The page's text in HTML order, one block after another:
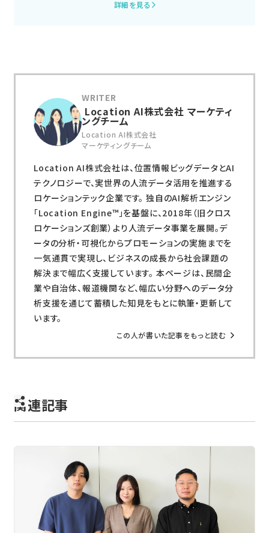
詳細を見る
Location AI株式会社 マーケティ
ングチーム
Location AI株式会社
マーケティングチーム
Location AI株式会社は、位置情報ビッグデータとAI
テクノロジーで、実世界の人流データ活用を推進する
ロケーションテック企業です。 独自のAI解析エンジン
「Location Engine™」を基盤に、2018年（旧クロス
ロケーションズ創業）より人流データ事業を展開。デ
ータの分析・可視化からプロモーションの実施までを
一気通貫で実現し、ビジネスの成長から社会課題の
解決まで幅広く支援しています。 本ページは、民間企
業や自治体、報道機関など、幅広い分野へのデータ分
析支援を通じて蓄積した知見をもとに執筆・更新して
います。
この人が書いた記事をもっと読む
関連記事